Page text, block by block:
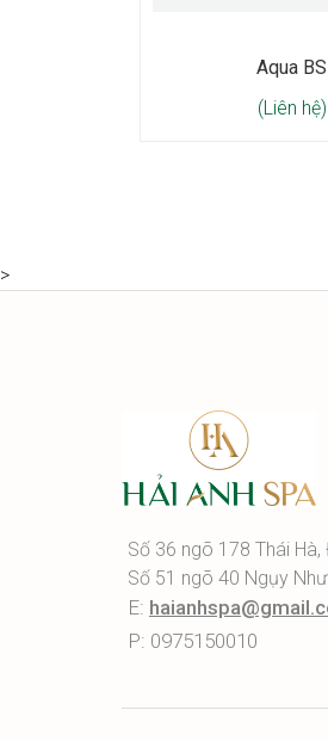
Aqua BS
(Liên hệ)
>
Số 36 ngõ 178 Thái
Số 51 ngõ 40 Ngụy
E:
P: 0975150010